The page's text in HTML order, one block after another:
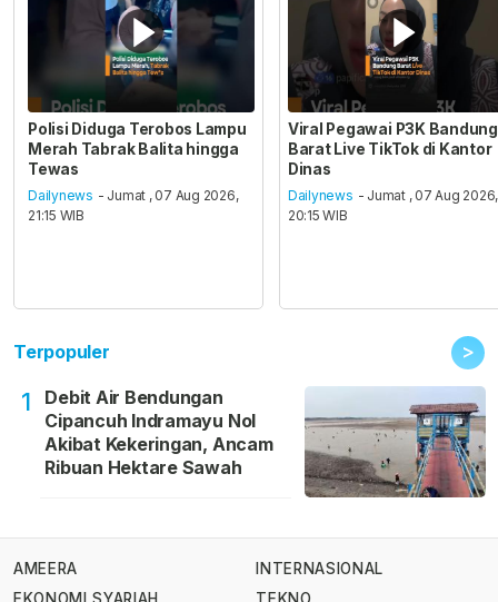
Polisi Diduga Terobos Lampu
Merah Tabrak Balita hingga
Tewas
Dailynews - Jumat , 07 Aug 2026,
21:15 WIB
Viral Pegawai P3K Bandung
Barat Live TikTok di Kantor
Dinas
Dailynews - Jumat , 07 Aug 2026,
20:15 WIB
Terpopuler >
1
Debit Air Bendungan
Cipancuh Indramayu Nol
Akibat Kekeringan, Ancam
Ribuan Hektare Sawah
AMEERA
EKONOMI SYARIAH
INTERNASIONAL
TEKNO